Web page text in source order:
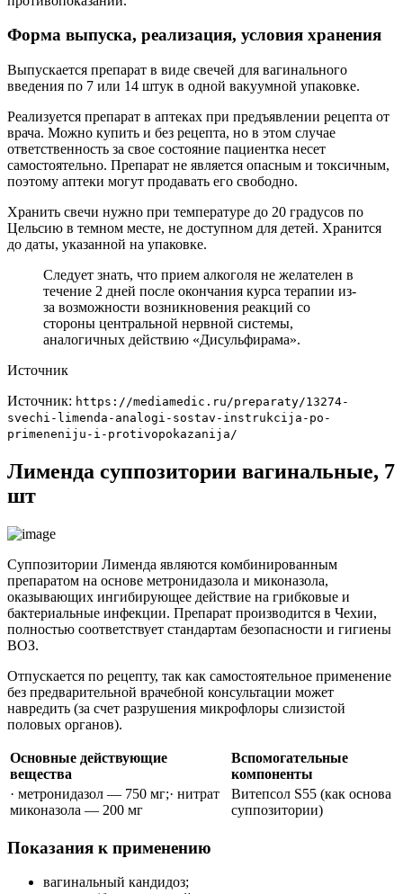
Форма выпуска, реализация, условия хранения
Выпускается препарат в виде свечей для вагинального
введения по 7 или 14 штук в одной вакуумной упаковке.
Реализуется препарат в аптеках при предъявлении рецепта от
врача. Можно купить и без рецепта, но в этом случае
ответственность за свое состояние пациентка несет
самостоятельно. Препарат не является опасным и токсичным,
поэтому аптеки могут продавать его свободно.
Хранить свечи нужно при температуре до 20 градусов по
Цельсию в темном месте, не доступном для детей. Хранится
до даты, указанной на упаковке.
Следует знать, что прием алкоголя не желателен в
течение 2 дней после окончания курса терапии из-
за возможности возникновения реакций со
стороны центральной нервной системы,
аналогичных действию «Дисульфирама».
Источник
Источник: https://mediamedic.ru/preparaty/13274-
svechi-limenda-analogi-sostav-instrukcija-po-
primeneniju-i-protivopokazanija/
Лименда суппозитории вагинальные, 7
шт
Суппозитории Лименда являются комбинированным
препаратом на основе метронидазола и миконазола,
оказывающих ингибирующее действие на грибковые и
бактериальные инфекции. Препарат производится в Чехии,
полностью соответствует стандартам безопасности и гигиены
ВОЗ.
Отпускается по рецепту, так как самостоятельное применение
без предварительной врачебной консультации может
навредить (за счет разрушения микрофлоры слизистой
половых органов).
Основные действующие
вещества
Вспомогательные
компоненты
· метронидазол — 750 мг;· нитрат
миконазола — 200 мг
Витепсол S55 (как основа
суппозитории)
Показания к применению
вагинальный кандидоз;